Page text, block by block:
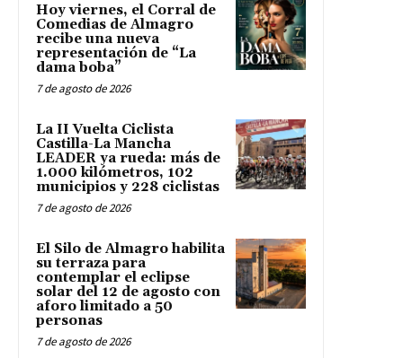
Hoy viernes, el Corral de
Comedias de Almagro
recibe una nueva
representación de “La
dama boba”
7 de agosto de 2026
La II Vuelta Ciclista
Castilla-La Mancha
LEADER ya rueda: más de
1.000 kilómetros, 102
municipios y 228 ciclistas
7 de agosto de 2026
El Silo de Almagro habilita
su terraza para
contemplar el eclipse
solar del 12 de agosto con
aforo limitado a 50
personas
7 de agosto de 2026